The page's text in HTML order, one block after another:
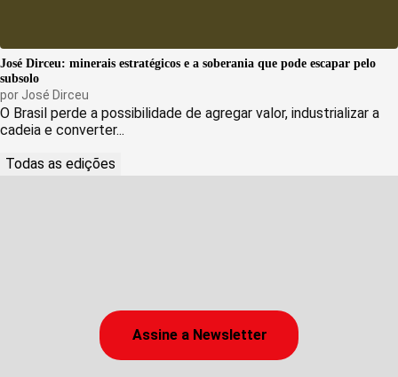
José Dirceu: minerais estratégicos e a soberania que pode escapar pelo
subsolo
por José Dirceu
O Brasil perde a possibilidade de agregar valor, industrializar a
cadeia e converter...
Todas as edições
Assine a Newsletter